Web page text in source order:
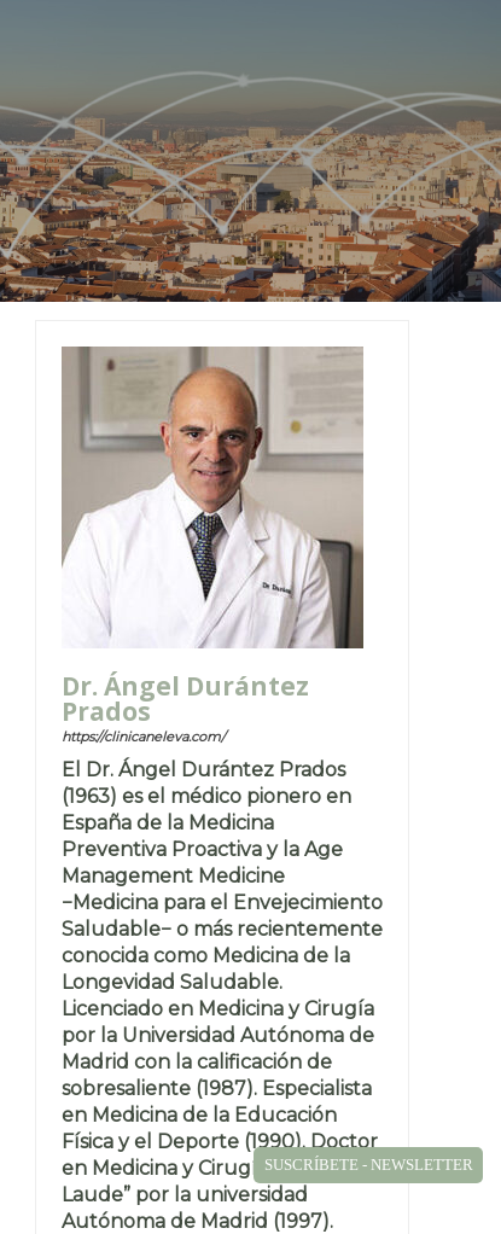
Dr. Ángel Durántez
Prados
https://clinicaneleva.com/
El Dr. Ángel Durántez Prados
(1963) es el médico pionero en
España de la Medicina
Preventiva Proactiva y la Age
Management Medicine
−Medicina para el Envejecimiento
Saludable− o más recientemente
conocida como Medicina de la
Longevidad Saludable.
Licenciado en Medicina y Cirugía
por la Universidad Autónoma de
Madrid con la calificación de
sobresaliente (1987). Especialista
en Medicina de la Educación
Física y el Deporte (1990). Doctor
en Medicina y Cirugía “Cum
Laude” por la universidad
Autónoma de Madrid (1997).
SUSCRÍBETE - NEWSLETTER